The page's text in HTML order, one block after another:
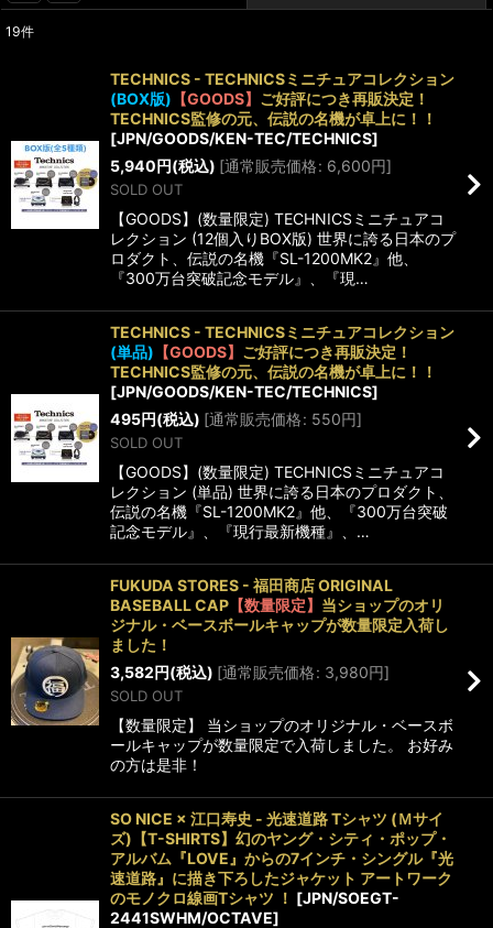
絞り込む
19件
TECHNICS - TECHNICSミニチュアコレクション
(BOX版) 【GOODS】 ご好評につき再販決定！
TECHNICS監修の元、伝説の名機が卓上に！！
[JPN/GOODS/KEN-TEC/TECHNICS]
5,940円(税込) [通常販売価格: 6,600円]
SOLD OUT
【GOODS】(数量限定) TECHNICSミニチュアコ
レクション (12個入りBOX版) 世界に誇る日本のプ
ロダクト、伝説の名機『SL-1200MK2』他、
『300万台突破記念モデル』、『現…
TECHNICS - TECHNICSミニチュアコレクション
(単品) 【GOODS】 ご好評につき再販決定！
TECHNICS監修の元、伝説の名機が卓上に！！
[JPN/GOODS/KEN-TEC/TECHNICS]
495円(税込) [通常販売価格: 550円]
SOLD OUT
【GOODS】(数量限定) TECHNICSミニチュアコ
レクション (単品) 世界に誇る日本のプロダクト、
伝説の名機『SL-1200MK2』他、『300万台突破
記念モデル』、『現行最新機種』、…
FUKUDA STORES - 福田商店 ORIGINAL
BASEBALL CAP 【数量限定】 当ショップのオリ
ジナル・ベースボールキャップが数量限定入荷し
ました！
3,582円(税込) [通常販売価格: 3,980円]
SOLD OUT
【数量限定】 当ショップのオリジナル・ベースボ
ールキャップが数量限定で入荷しました。 お好み
の方は是非！
SO NICE × 江口寿史 - 光速道路 Tシャツ (Ｍサイ
ズ)【T-SHIRTS】幻のヤング・シティ・ポップ・
アルバム『LOVE』からの7インチ・シングル『光
速道路』に描き下ろしたジャケット アートワーク
のモノクロ線画Tシャツ ！ [JPN/SOEGT-
2441SWHM/OCTAVE]